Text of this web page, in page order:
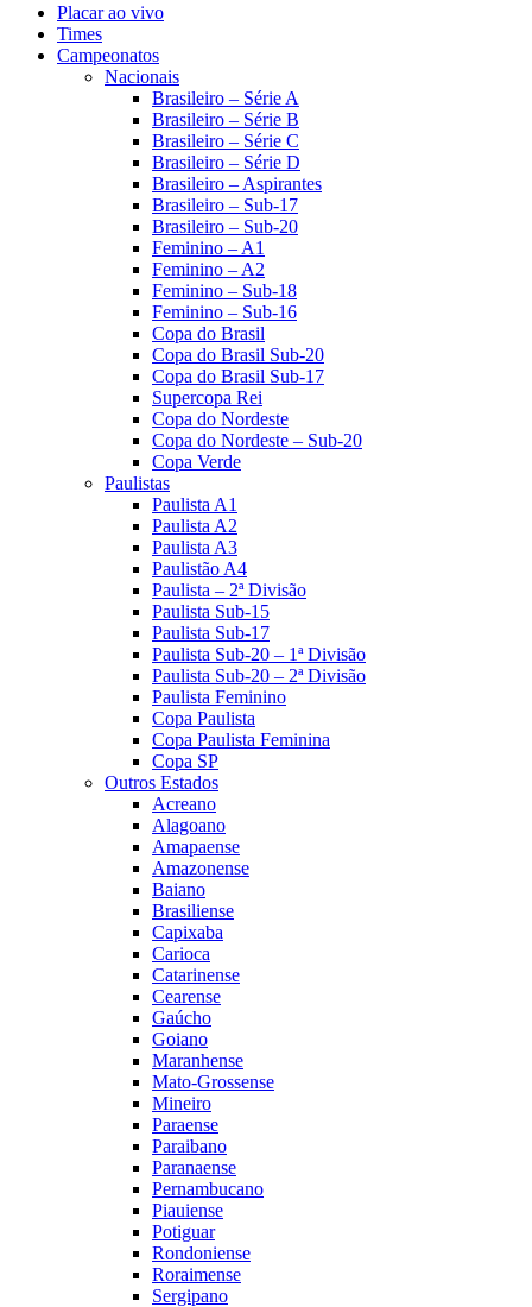
Placar ao vivo
Times
Campeonatos
Nacionais
Brasileiro – Série A
Brasileiro – Série B
Brasileiro – Série C
Brasileiro – Série D
Brasileiro – Aspirantes
Brasileiro – Sub-17
Brasileiro – Sub-20
Feminino – A1
Feminino – A2
Feminino – Sub-18
Feminino – Sub-16
Copa do Brasil
Copa do Brasil Sub-20
Copa do Brasil Sub-17
Supercopa Rei
Copa do Nordeste
Copa do Nordeste – Sub-20
Copa Verde
Paulistas
Paulista A1
Paulista A2
Paulista A3
Paulistão A4
Paulista – 2ª Divisão
Paulista Sub-15
Paulista Sub-17
Paulista Sub-20 – 1ª Divisão
Paulista Sub-20 – 2ª Divisão
Paulista Feminino
Copa Paulista
Copa Paulista Feminina
Copa SP
Outros Estados
Acreano
Alagoano
Amapaense
Amazonense
Baiano
Brasiliense
Capixaba
Carioca
Catarinense
Cearense
Gaúcho
Goiano
Maranhense
Mato-Grossense
Mineiro
Paraense
Paraibano
Paranaense
Pernambucano
Piauiense
Potiguar
Rondoniense
Roraimense
Sergipano